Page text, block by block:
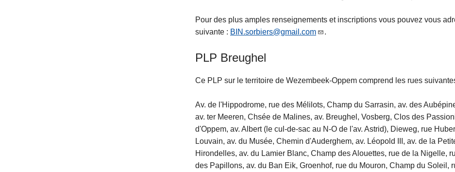
Pour des plus amples renseignements et inscriptions vous pouvez vous
suivante : BIN.sorbiers@gmail.com .
PLP Breughel
Ce PLP sur le territoire de Wezembeek-Oppem comprend les rues
Av. de l'Hippodrome, rue des Mélilots, Champ du Sarrasin, av. des
av. ter Meeren, Chsée de Malines, av. Breughel, Vosberg, Clos des
d'Oppem, av. Albert (le cul-de-sac au N-O de l'av. Astrid), Dieweg, rue
Louvain, av. du Musée, Chemin d'Auderghem, av. Léopold III, av. de la
Hirondelles, av. du Lamier Blanc, Champ des Alouettes, rue de la Nigelle,
des Papillons, av. du Ban Eik, Groenhof, rue du Mouron, Champ du Soleil,